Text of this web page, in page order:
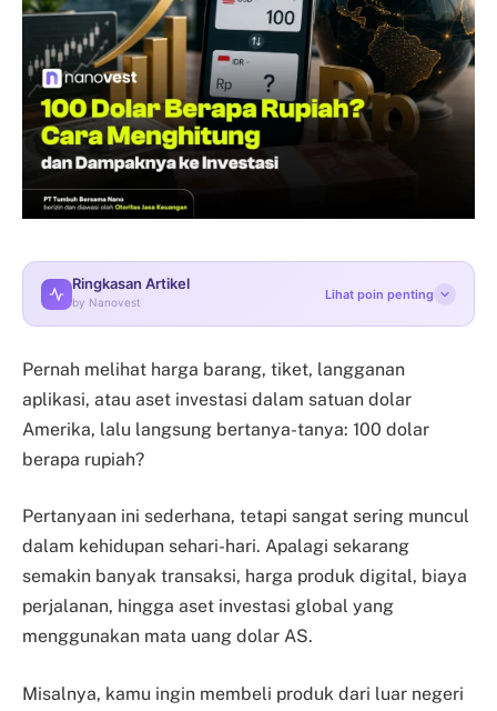
Ringkasan Artikel
by Nanovest
Lihat poin penting
Pernah melihat harga barang, tiket, langganan
aplikasi, atau aset investasi dalam satuan dolar
Amerika, lalu langsung bertanya-tanya: 100 dolar
berapa rupiah?
Pertanyaan ini sederhana, tetapi sangat sering muncul
dalam kehidupan sehari-hari. Apalagi sekarang
semakin banyak transaksi, harga produk digital, biaya
perjalanan, hingga aset investasi global yang
menggunakan mata uang dolar AS.
Misalnya, kamu ingin membeli produk dari luar negeri